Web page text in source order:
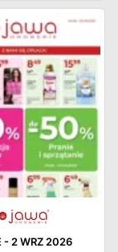
- 2 WRZ 2026